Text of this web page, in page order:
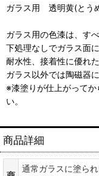
ガラス用 透明黄(とう
ガラス用の色漆は、す
下処理なしでガラス面
耐水性、接着性に優れた
ガラス以外では陶磁器
※漆塗りが仕上がって
い。
商品詳細
通常ガラスに塗ら